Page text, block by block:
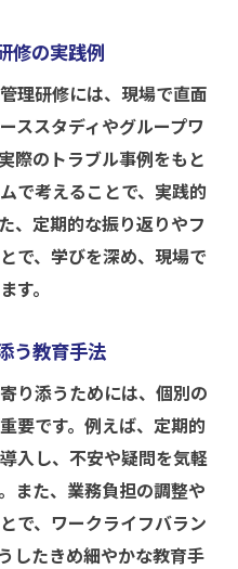
修の実践例
理研修には、現場で直面
ススタディやグループワ
際のトラブル事例をもと
で考えることで、実践的
、定期的な振り返りやフ
で、学びを深め、現場で
す。
う教育手法
り添うためには、個別の
要です。例えば、定期的
入し、不安や疑問を気軽
また、業務負担の調整や
で、ワークライフバラン
したきめ細やかな教育手